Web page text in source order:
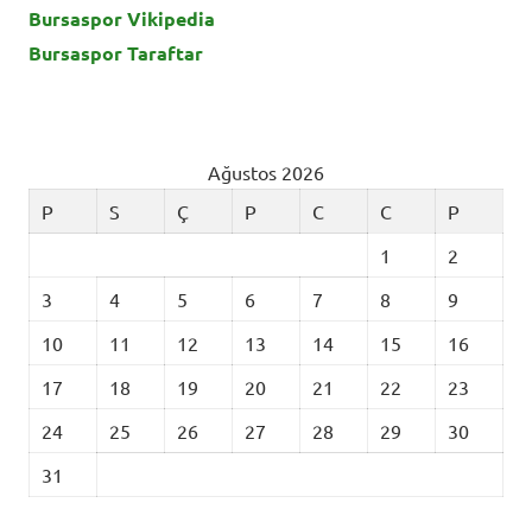
Bursaspor Vikipedia
Bursaspor Taraftar
Ağustos 2026
P
S Ç P C C
P
1
2
3
4 5 6 7 8
9
10
11 12 13 14 15
16
17
18 19 20 21 22
23
24
25 26 27 28 29
30
31